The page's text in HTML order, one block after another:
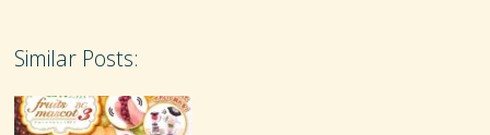
Similar Posts: